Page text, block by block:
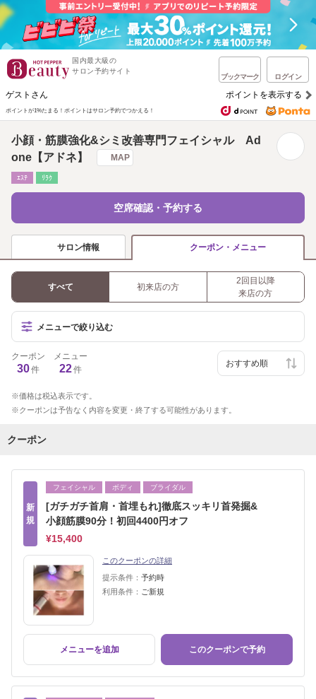
国内最大級の
サロン予約サイト
ブックマーク ログイン
ゲストさん ポイントを表示する
ポイントが1%たまる！ ポイントはサロン予約でつかえる！
小顔・筋膜強化&シミ改善専門フェイシャル Ad
one【アドネ】
MAP
ｴｽﾃ ﾘﾗｸ
空席確認・予約する
サロン情報 クーポン・メニュー
すべて 初来店の方
2回目以降
来店の方
メニューで絞り込む
クーポン
30件
メニュー
22件
価格は税込表示です。
クーポンは予告なく内容を変更・終了する可能性があります。
クーポン
新
規
フェイシャル ボディ ブライダル
[ガチガチ首肩・首埋もれ]徹底スッキリ首発掘&
小顔筋膜90分！初回4400円オフ
¥15,400
このクーポンの詳細
提示条件： 予約時
利用条件： ご新規
メニューを追加 このクーポンで予約